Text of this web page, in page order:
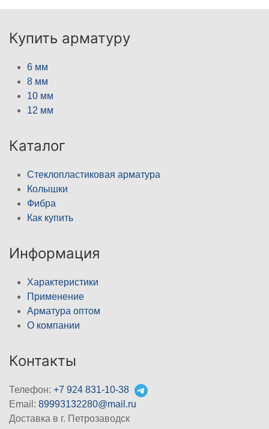
Купить арматуру
6 мм
8 мм
10 мм
12 мм
Каталог
Стеклопластиковая арматура
Колышки
Фибра
Как купить
Информация
Характеристики
Применение
Арматура оптом
О компании
Контакты
Телефон: +7 924 831-10-38
Email: 89993132280@mail.ru
Доставка в г. Петрозаводск